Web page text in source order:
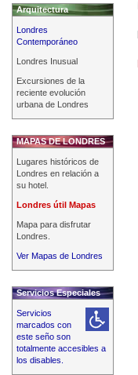
Arquitectura
Londres
Contemporáneo
Londres Inusual
Excursiones de la
reciente evolución
urbana de Londres
MAPAS DE LONDRES
Lugares históricos de
Londres en relación a
su hotel.
Londres útil Mapas
Mapa para disfrutar
Londres.
Ver Mapas de Londres
Servicios Especiales
Servicios
marcados con
este seño son
totalmente accesibles a
los disables.